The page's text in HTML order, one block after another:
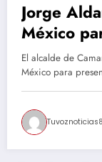
Jorge
México
El alcalde de
México para